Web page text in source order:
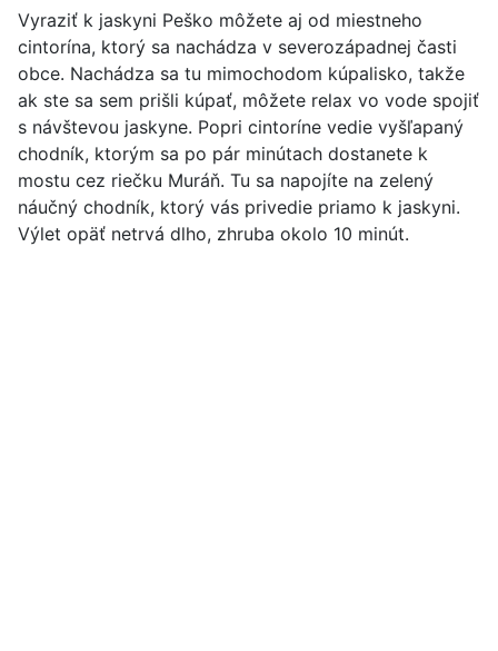
Vyraziť k jaskyni Peško môžete aj od miestneho
cintorína, ktorý sa nachádza v severozápadnej časti
obce. Nachádza sa tu mimochodom kúpalisko, takže
ak ste sa sem prišli kúpať, môžete relax vo vode spojiť
s návštevou jaskyne. Popri cintoríne vedie vyšľapaný
chodník, ktorým sa po pár minútach dostanete k
mostu cez riečku Muráň. Tu sa napojíte na zelený
náučný chodník, ktorý vás privedie priamo k jaskyni.
Výlet opäť netrvá dlho, zhruba okolo 10 minút.